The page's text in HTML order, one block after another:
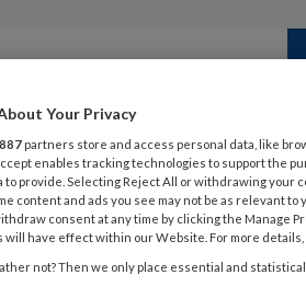
door
Your Privacy
887 partners store and access personal data, like
enables tracking technologies to support the
to provide. Selecting Reject All or withdrawing your
content and ads you see may not be as relevant
consent at any time by clicking the Manage
will have effect within our Website. For more details,
not? Then we only place essential and